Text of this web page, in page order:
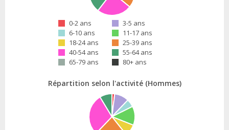
0-2 ans
3-5 ans
6-10 ans
11-17 ans
18-24 ans
25-39 ans
40-54 ans
55-64 ans
65-79 ans
80+ ans
Répartition selon l'activité (Hommes)